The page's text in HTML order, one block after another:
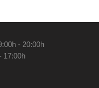
- 20:00h
17:00h